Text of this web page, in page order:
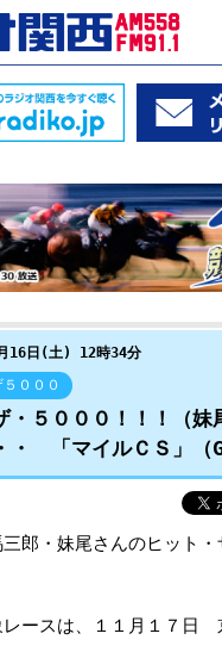
16日(土) 12時34分
０００
・５０００！！！（妹
「マイルＣＳ」（
郎・妹尾さんのヒット・
レースは、１１月１７日